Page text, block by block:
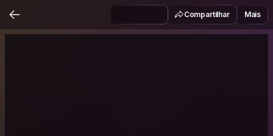
Compartilhar Mais